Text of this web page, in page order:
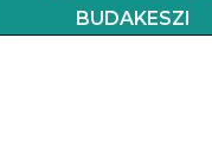
BUDAKESZI